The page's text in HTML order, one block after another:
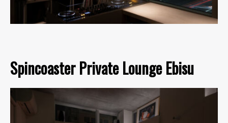
Spincoaster Private Lounge Ebisu